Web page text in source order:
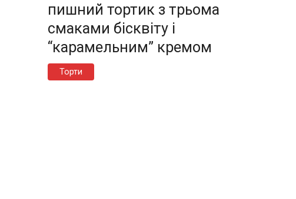
пишний тортик з трьома
смаками бісквіту і
“карамельним” кремом
Торти